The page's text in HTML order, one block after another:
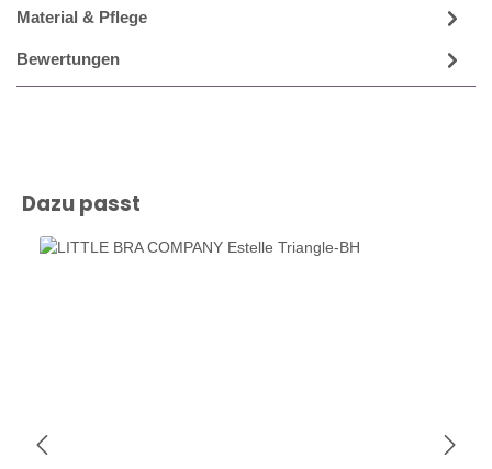
Material & Pflege
Bewertungen
Produktgalerie überspringen
Dazu passt